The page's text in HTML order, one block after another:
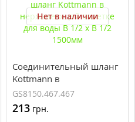
Нет в наличии
Соединительный шланг
Kottmann в
нержавеющей оплетке
для воды В 1/2 x В 1/2
1500мм
GS8150.467.467
213 грн.